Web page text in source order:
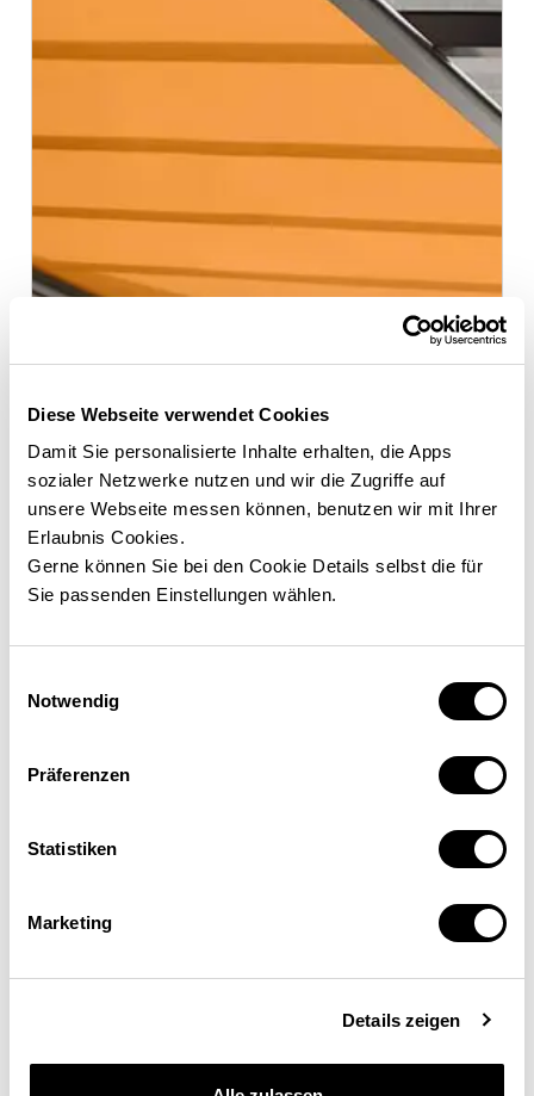
Diese Webseite verwendet Cookies
Damit Sie personalisierte Inhalte erhalten, die Apps
sozialer Netzwerke nutzen und wir die Zugriffe auf
unsere Webseite messen können, benutzen wir mit Ihrer
Erlaubnis Cookies.
Gerne können Sie bei den Cookie Details selbst die für
Sie passenden Einstellungen wählen.
Notwendig
Präferenzen
Statistiken
Marketing
Details zeigen